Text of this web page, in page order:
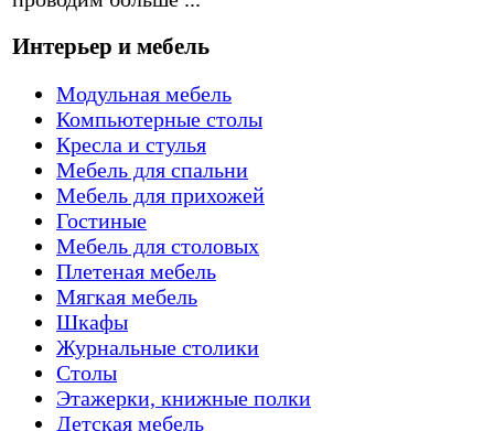
Интерьер и мебель
Модульная мебель
Компьютерные столы
Кресла и стулья
Мебель для спальни
Мебель для прихожей
Гостиные
Мебель для столовых
Плетеная мебель
Мягкая мебель
Шкафы
Журнальные столики
Столы
Этажерки, книжные полки
Детская мебель